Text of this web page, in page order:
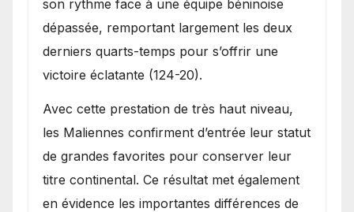
son rythme face à une équipe béninoise
dépassée, remportant largement les deux
derniers quarts-temps pour s’offrir une
victoire éclatante (124-20).
Avec cette prestation de très haut niveau,
les Maliennes confirment d’entrée leur statut
de grandes favorites pour conserver leur
titre continental. Ce résultat met également
en évidence les importantes différences de